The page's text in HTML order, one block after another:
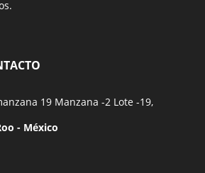
19 Manzana -2 Lote -19,
- México